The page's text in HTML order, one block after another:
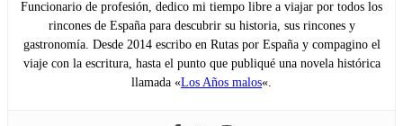
Funcionario de profesión, dedico mi tiempo libre a viajar por todos los
rincones de España para descubrir su historia, sus rincones y
gastronomía. Desde 2014 escribo en Rutas por España y compagino el
viaje con la escritura, hasta el punto que publiqué una novela histórica
llamada «Los Años malos«.